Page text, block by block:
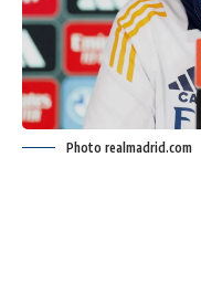
Photo realmadrid.com